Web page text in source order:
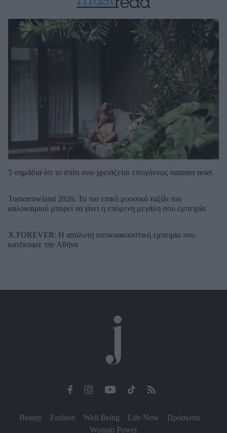
5 σημάδια ότι το σπίτι σου χρειάζεται επειγόντως summer reset
Tomorrowland 2026: Το πιο επικό μουσικό ταξίδι του
καλοκαιριού μπορεί να γίνει η επόμενη μεγάλη σου εμπειρία
X.FOREVER: Η απόλυτη οπτικοακουστική εμπειρία που
κατέκτησε την Αθήνα
Beauty Fashion Well Being Life Now
Πρόσωπα
Woman Power